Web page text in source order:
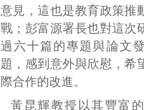
意見，這也是教育政策推
戰；彭富源署長也對這次
過六十篇的專題與論文
題，感到意外與欣慰，希
際合作的改進。
黃昆輝教授以其豐富